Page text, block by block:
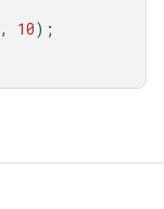
, 10);